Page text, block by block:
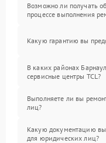
Возможно ли получать
процессе выполнения
Какую гарантию вы
В каких районах
сервисные центры TCL?
Выполняете ли вы
лиц?
Какую документацию вы
для юридических лиц?